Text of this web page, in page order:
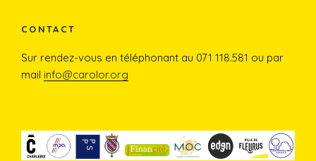
o
k a
CONTACT
Sur rendez-vous en téléphonant au 071 118.581 ou par
mail info@carolor.org